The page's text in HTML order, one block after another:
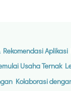
Usaha Ternak
Kolaborasi